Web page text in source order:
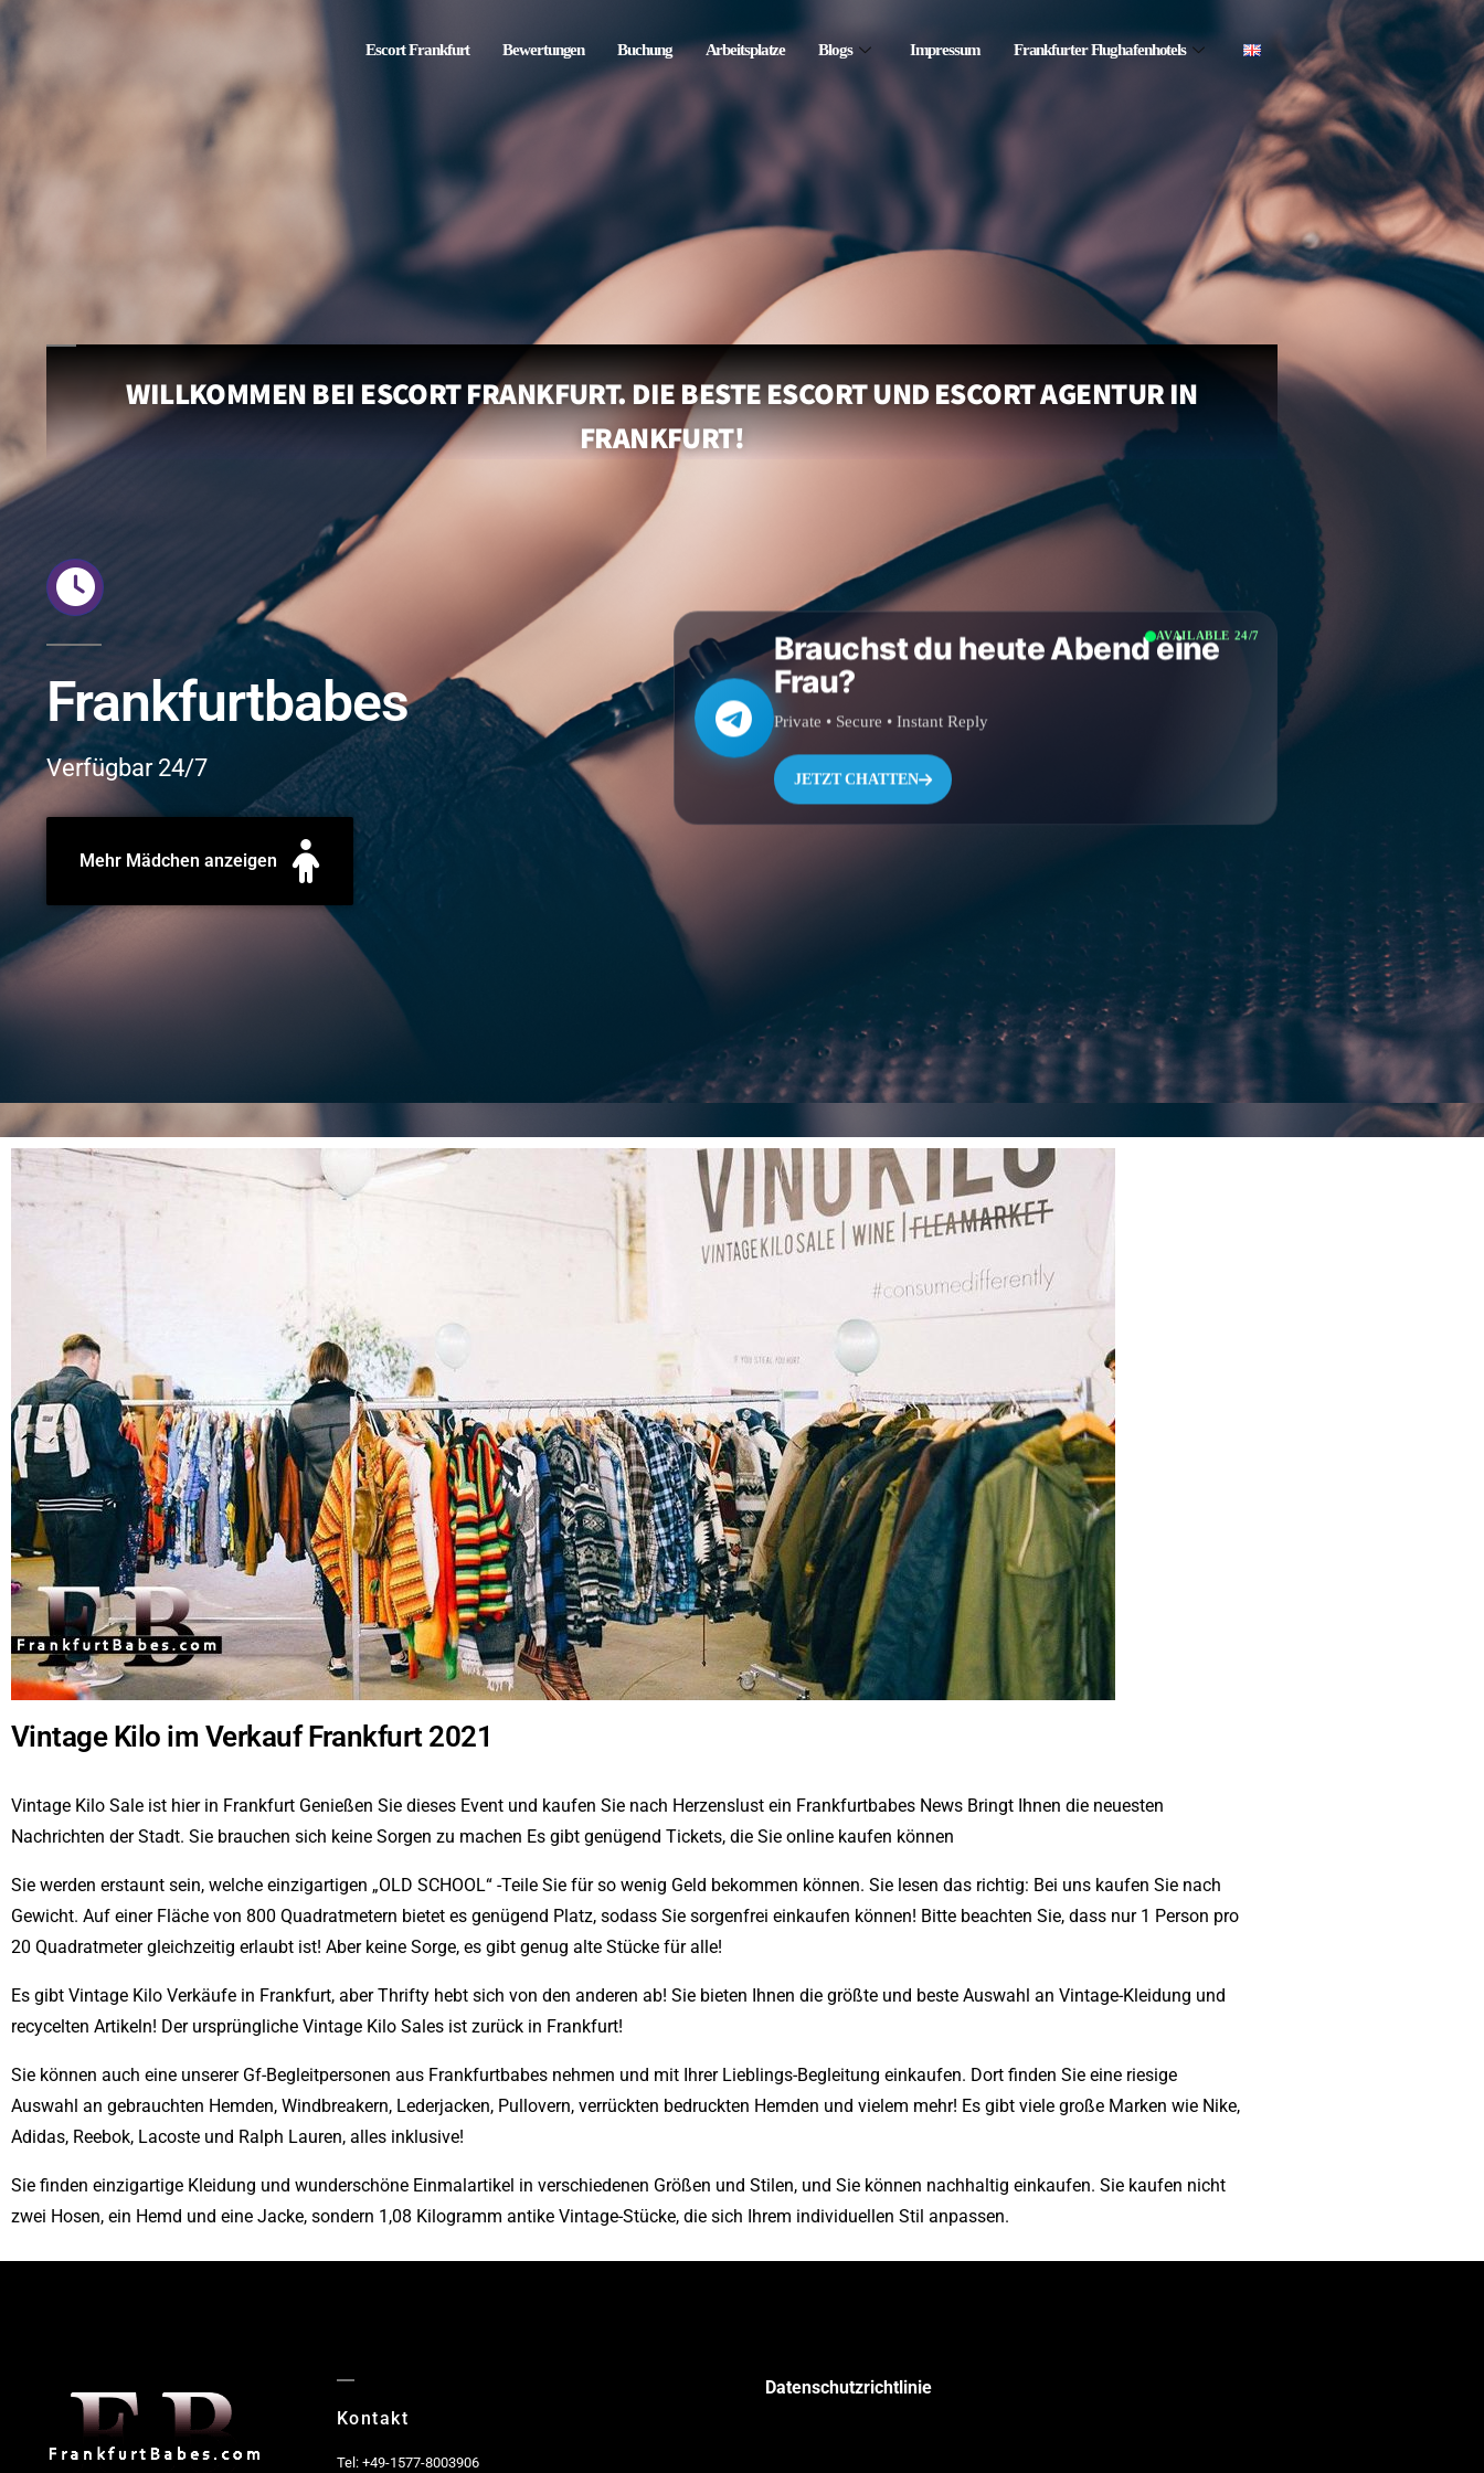
Escort Frankfurt Bewertungen Buchung Arbeitsplatze Blogs Impressum Frankfurter Flughafenhotels
WILLKOMMEN BEI ESCORT FRANKFURT. DIE BESTE ESCORT UND ESCORT AGENTUR IN
FRANKFURT!
Frankfurtbabes
Verfügbar 24/7
Mehr Mädchen anzeigen
AVAILABLE 24/7
Brauchst du heute Abend eine
Frau?
Private • Secure • Instant Reply
JETZT CHATTEN
Vintage Kilo im Verkauf Frankfurt 2021
Vintage Kilo Sale ist hier in Frankfurt Genießen Sie dieses Event und kaufen Sie nach Herzenslust ein Frankfurtbabes News Bringt Ihnen die neuesten
Nachrichten der Stadt. Sie brauchen sich keine Sorgen zu machen Es gibt genügend Tickets, die Sie online kaufen können
Sie werden erstaunt sein, welche einzigartigen „OLD SCHOOL“ -Teile Sie für so wenig Geld bekommen können. Sie lesen das richtig: Bei uns kaufen Sie nach
Gewicht. Auf einer Fläche von 800 Quadratmetern bietet es genügend Platz, sodass Sie sorgenfrei einkaufen können! Bitte beachten Sie, dass nur 1 Person pro
20 Quadratmeter gleichzeitig erlaubt ist! Aber keine Sorge, es gibt genug alte Stücke für alle!
Es gibt Vintage Kilo Verkäufe in Frankfurt, aber Thrifty hebt sich von den anderen ab! Sie bieten Ihnen die größte und beste Auswahl an Vintage-Kleidung und
recycelten Artikeln! Der ursprüngliche Vintage Kilo Sales ist zurück in Frankfurt!
Sie können auch eine unserer Gf-Begleitpersonen aus Frankfurtbabes nehmen und mit Ihrer Lieblings-Begleitung einkaufen. Dort finden Sie eine riesige
Auswahl an gebrauchten Hemden, Windbreakern, Lederjacken, Pullovern, verrückten bedruckten Hemden und vielem mehr! Es gibt viele große Marken wie Nike,
Adidas, Reebok, Lacoste und Ralph Lauren, alles inklusive!
Sie finden einzigartige Kleidung und wunderschöne Einmalartikel in verschiedenen Größen und Stilen, und Sie können nachhaltig einkaufen. Sie kaufen nicht
zwei Hosen, ein Hemd und eine Jacke, sondern 1,08 Kilogramm antike Vintage-Stücke, die sich Ihrem individuellen Stil anpassen.
Kontakt
Tel: +49-1577-8003906
Datenschutzrichtlinie